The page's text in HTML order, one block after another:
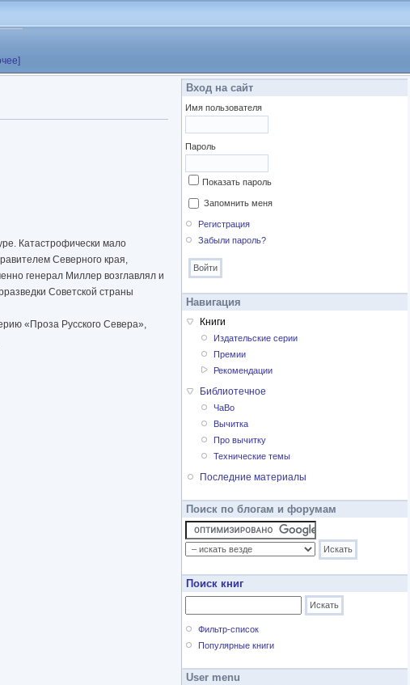
Катастрофически мало
Северного края,
генерал Миллер возглавлял и
Советской страны
«Проза Русского Севера»,
Вход на сайт
Имя пользователя
Пароль
Показать пароль
Запомнить меня
Регистрация
Забыли пароль?
Навигация
Книги
Издательские серии
Премии
Рекомендации
Библиотечное
ЧаВо
Вычитка
Про вычитку
Технические темы
Последние материалы
Поиск по блогам и форумам
Поиск книг
Фильтр-список
Популярные книги
User menu